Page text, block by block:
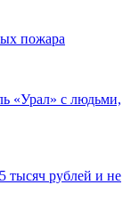
пожара
«Урал» с людьми,
тысяч рублей и не